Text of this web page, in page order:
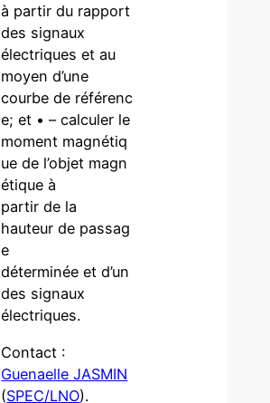
à partir du rapport
des signaux
électriques et au
moyen d’une
courbe de référenc
e; et • – calculer le
moment magnétiq
ue de l’objet magn
étique à
partir de la
hauteur de passag
e
déterminée et d’un
des signaux
électriques.
Contact :
Guenaelle JASMIN
(SPEC/LNO).